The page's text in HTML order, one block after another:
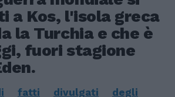
a Kos, l'isola greca
la Turchia e che è
fuori stagione
fatti divulgati
degli